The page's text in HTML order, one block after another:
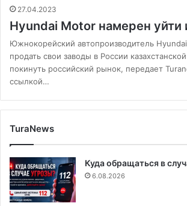
27.04.2023
Hyundai Motor намерен уйти
Южнокорейский автопроизводитель
продать свои заводы в России
покинуть российский рынок, передает
ссылкой…
TuraNews
Куда обращаться в
6.08.2026